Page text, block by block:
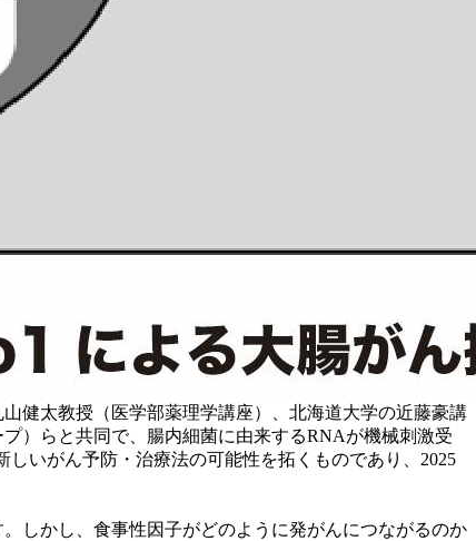
健太教授（医学部薬理学講座）、北海道大学の近藤豪講
）らと共同で、腸内細菌に由来するRNAが機械刺激受
いがん予防・治療法の可能性を拓くものであり、2025
しかし、食事性因子がどのように発がんにつながるのか